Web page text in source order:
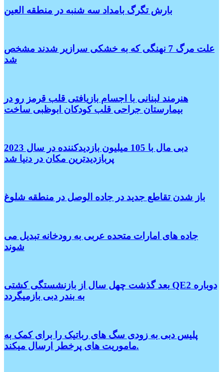
بارش تگرگ بامداد سه شنبه در منطقه العین
علت مرگ 7 نهنگی که به خشکی سرازیر شدند مشخص
شد
هنرمند لبنانی با اجسام بازیافتی قلب قرمز رو در
بیمارستان جراحی قلب کودکان ابوظبی ساخت
دبی مال با 105 میلیون بازدیدکننده در سال 2023
پربازدیدترین مکان در دنیا شد
باز شدن تقاطع جدید در جاده الوصل در منطقه شلوغ
جاده های امارات متحده عربی به رودخانه تبدیل می
شوند
بعد گذشت چهل سال از بازنشستگی کشتی QE2 دوباره
به بندر دبی بازمیگردد
پلیس دبی به زودی سگ های رباتیک را برای کمک به
ماموریت های پرخطر ارسال میکند.